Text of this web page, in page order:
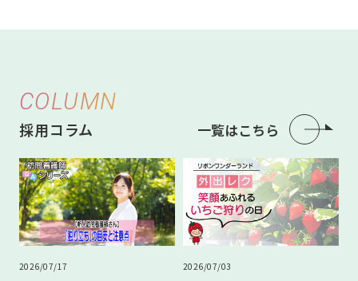
COLUMN
採用コラム 一覧はこちら
2026/07/17 2026/07/03